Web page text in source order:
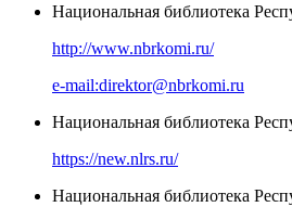
Национальная библиотека
http://www.nbrkomi.ru/
e-mail:direktor@nbrkomi.ru
Национальная библиотека
https://new.nlrs.ru/
Национальная библиотека